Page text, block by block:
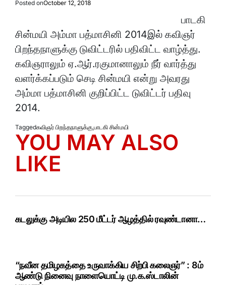
Posted onOctober 12, 2018
பாடகி
சின்மயி அம்மா பத்மாசினி 2014இல் கவிஞர்
பிறந்தநாளுக்கு டுவிட்டரில் பதிவிட்ட வாழ்த்து.
கவிஞராலும் ஏ.ஆர்.ரகுமானாலும் நீர் வார்த்து
வளர்க்கப்படும் செடி சின்மயி என்று அவரது
அம்மா பத்மாசினி குறிப்பிட்ட டுவிட்டர் பதிவு
2014.
Taggedகவிஞர் பிறந்தநாளுக்கு,பாடகி சின்மயி
YOU MAY ALSO
LIKE
கடலுக்கு அடியில 250 மீட்டர் ஆழத்தில் ரவுண்டானா…
“நவீன தமிழகத்தை உருவாக்கிய சிற்பி கலைஞர்” : 8ம்
ஆண்டு நினைவு நாளையொட்டி மு.க.ஸ்டாலின்